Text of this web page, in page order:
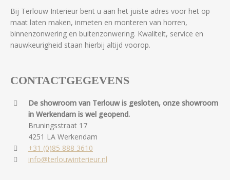
Bij Terlouw Interieur bent u aan het juiste adres voor het op
maat laten maken, inmeten en monteren van horren,
binnenzonwering en buitenzonwering. Kwaliteit, service en
nauwkeurigheid staan hierbij altijd voorop.
CONTACTGEGEVENS
De showroom van Terlouw is gesloten, onze showroom
in Werkendam is wel geopend.
Bruningsstraat 17
4251 LA Werkendam
+31 (0)85 888 3610
info@terlouwinterieur.nl